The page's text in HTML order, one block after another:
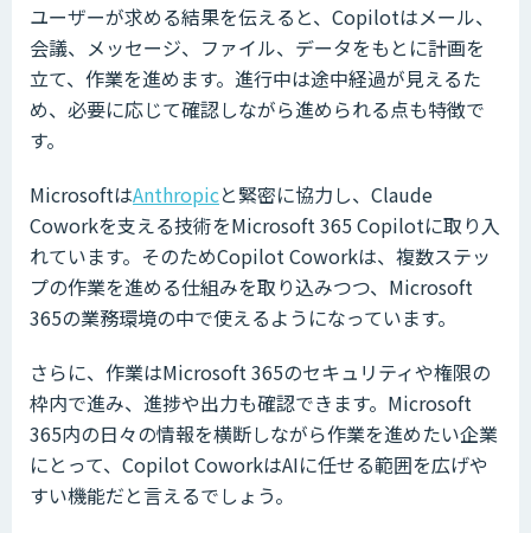
ユーザーが求める結果を伝えると、Copilotはメール、
会議、メッセージ、ファイル、データをもとに計画を
立て、作業を進めます。進行中は途中経過が見えるた
め、必要に応じて確認しながら進められる点も特徴で
す。
MicrosoftはAnthropicと緊密に協力し、Claude
Coworkを支える技術をMicrosoft 365 Copilotに取り入
れています。そのためCopilot Coworkは、複数ステッ
プの作業を進める仕組みを取り込みつつ、Microsoft
365の業務環境の中で使えるようになっています。
さらに、作業はMicrosoft 365のセキュリティや権限の
枠内で進み、進捗や出力も確認できます。Microsoft
365内の日々の情報を横断しながら作業を進めたい企業
にとって、Copilot CoworkはAIに任せる範囲を広げや
すい機能だと言えるでしょう。